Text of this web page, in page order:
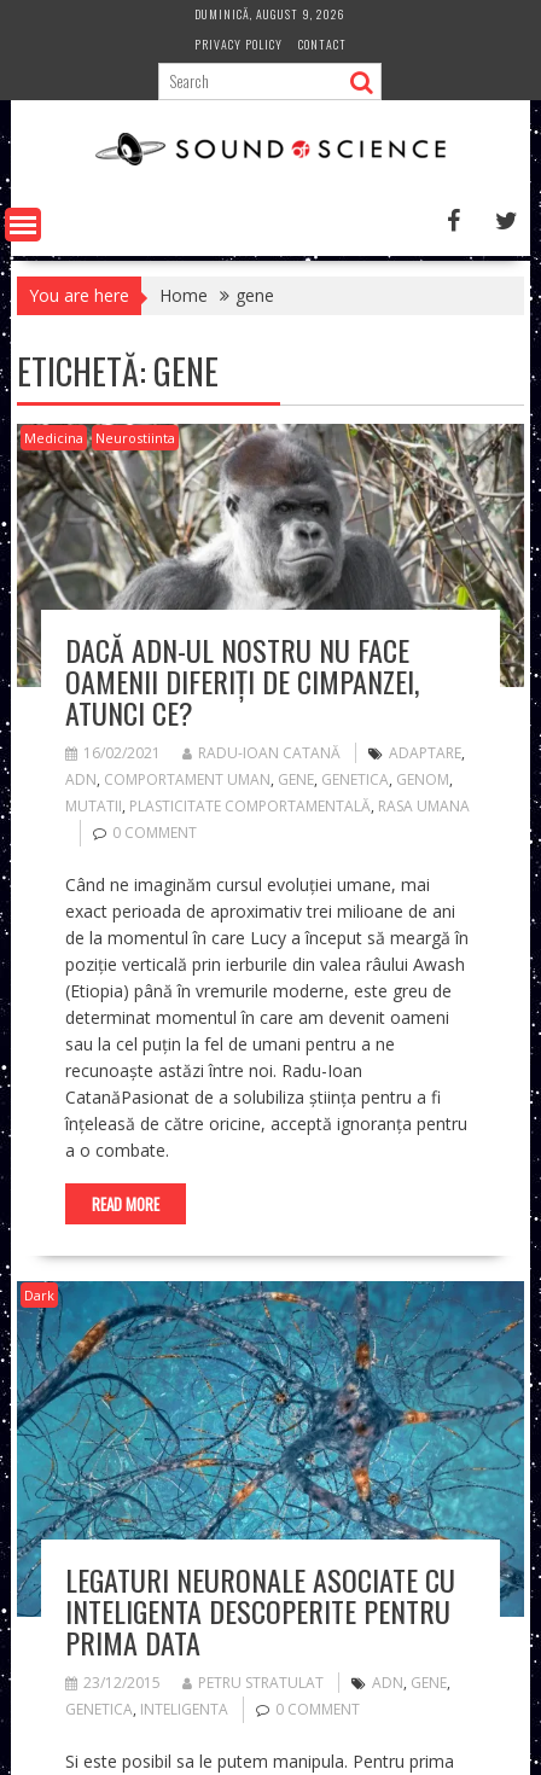
DUMINICĂ, AUGUST 9, 2026
PRIVACY POLICY
CONTACT
You are here Home gene
ETICHETĂ:GENE
Medicina Neurostiinta
DACĂ ADN-UL NOSTRU NU FACE
OAMENII DIFERIȚI DE CIMPANZEI,
ATUNCI CE?
16/02/2021 RADU-IOAN CATANĂ ADAPTARE,
ADN, COMPORTAMENT UMAN, GENE, GENETICA, GENOM,
MUTATII, PLASTICITATE COMPORTAMENTALĂ, RASA UMANA
0 COMMENT
Când ne imaginăm cursul evoluției umane, mai
exact perioada de aproximativ trei milioane de ani
de la momentul în care Lucy a început să meargă în
poziție verticală prin ierburile din valea râului Awash
(Etiopia) până în vremurile moderne, este greu de
determinat momentul în care am devenit oameni
sau la cel puțin la fel de umani pentru a ne
recunoaște astăzi între noi. Radu-Ioan
CatanăPasionat de a solubiliza știința pentru a fi
înțeleasă de către oricine, acceptă ignoranța pentru
a o combate.
READ MORE
Dark
LEGATURI NEURONALE ASOCIATE CU
INTELIGENTA DESCOPERITE PENTRU
PRIMA DATA
23/12/2015 PETRU STRATULAT ADN, GENE,
GENETICA, INTELIGENTA 0 COMMENT
Si este posibil sa le putem manipula. Pentru prima